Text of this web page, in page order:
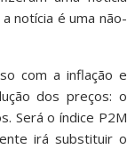
notícia é uma não-
com a inflação e
dos preços: o
Será o índice P2M
irá substituir o